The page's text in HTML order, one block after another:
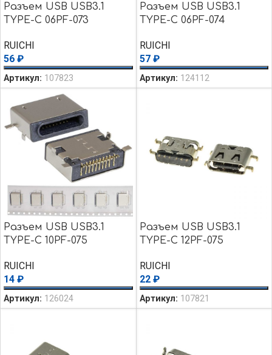
Разъем USB USB3.1
TYPE-C 06PF-073
RUICHI
56 ₽
Артикул: 107823
Разъем USB USB3.1
TYPE-C 06PF-074
RUICHI
57 ₽
Артикул: 124112
Разъем USB USB3.1
TYPE-C 10PF-075
RUICHI
14 ₽
Артикул: 126024
Разъем USB USB3.1
TYPE-C 12PF-075
RUICHI
22 ₽
Артикул: 107821